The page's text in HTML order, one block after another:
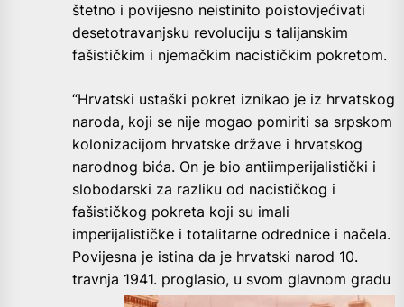
štetno i povijesno neistinito poistovjećivati
desetotravanjsku revoluciju s talijanskim
fašističkim i njemačkim nacističkim pokretom.
“Hrvatski ustaški pokret iznikao je iz hrvatskog
naroda, koji se nije mogao pomiriti sa srpskom
kolonizacijom hrvatske države i hrvatskog
narodnog bića. On je bio antiimperijalistički i
slobodarski za razliku od nacističkog i
fašističkog pokreta koji su imali
imperijalističke i totalitarne odrednice i načela.
Povijesna je istina da je hrvatski narod 10.
travnja 1941. proglasio, u svom glavnom gradu